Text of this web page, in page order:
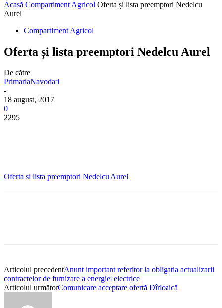
Acasă Compartiment Agricol Oferta și lista preemptori Nedelcu
Aurel
Compartiment Agricol
Oferta și lista preemptori Nedelcu Aurel
De către
PrimariaNavodari
-
18 august, 2017
0
2295
Oferta si lista preemptori Nedelcu Aurel
Articolul precedentAnunt important referitor la obligatia actualizarii
contractelor de furnizare a energiei electrice
Articolul următorComunicare acceptare ofertă Dîrloaică